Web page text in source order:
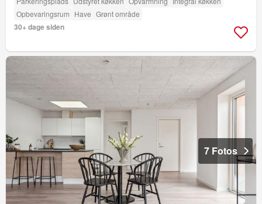
Opbevaringsrum Have Grønt område
30+ dage siden
7 Fotos